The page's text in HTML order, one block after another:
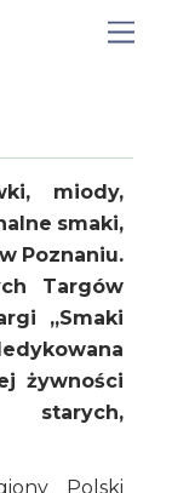
miody,
smaki,
Poznaniu.
Targów
„Smaki
żywności
starych,
Polski